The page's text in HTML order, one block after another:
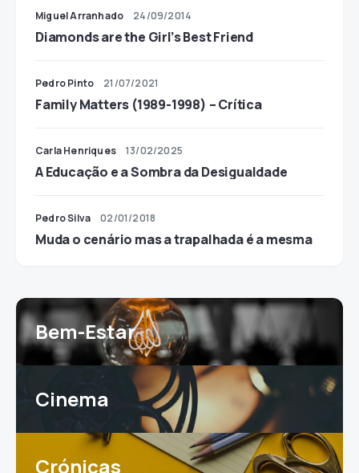
Miguel Arranhado 24/09/2014
Diamonds are the Girl’s Best Friend
Pedro Pinto 21/07/2021
Family Matters (1989-1998) – Crítica
Carla Henriques 13/02/2025
A Educação e a Sombra da Desigualdade
Pedro Silva 02/01/2018
Muda o cenário mas a trapalhada é a mesma
Bem-Estar
Cinema
Crónicas